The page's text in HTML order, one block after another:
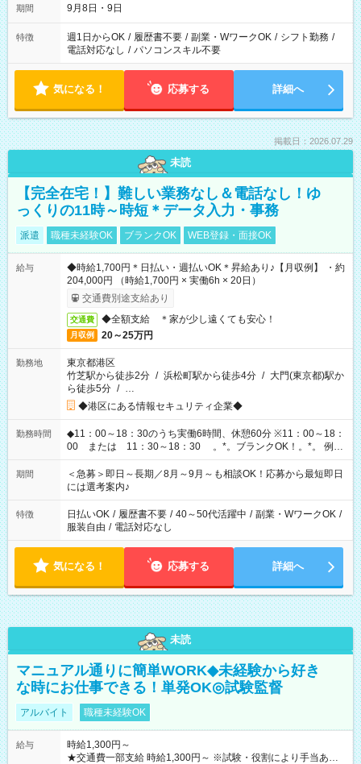
期間 9月8日・9日
特徴 週1日からOK / 履歴書不要 / 副業・WワークOK / シフト勤務 /
電話対応なし / パソコンスキル不要
気になる！ 応募する 詳細へ
掲載日：2026.07.29
未読
【完全在宅！】難しい業務なし＆電話なし！ゆ
っくりの11時～時短＊データ入力・事務
派遣 職種未経験OK ブランクOK WEB登録・面接OK
給与
◆時給1,700円＊日払い・週払いOK＊昇給あり♪【月収例】 ・約
204,000円 （時給1,700円 × 実働6h × 20日）
交通費別途支給あり
交通費 ◆全額支給 ＊家が少し遠くても安心！
月収例 20～25万円
勤務地
東京都港区
竹芝駅から徒歩2分 / 浜松町駅から徒歩4分 / 大門(東京都)駅か
ら徒歩5分 / …
◆港区にある情報セキュリティ企業◆
勤務時間
◆11：00～18：30のうち実働6時間、休憩60分 ※11：00～18：
00 または 11：30～18：30 。*。ブランクOK！。*。 例え
ば前職が、 在宅/財団法人/事務/コールセンター/受付/販売/カフェ
スタッフ スイーツ販売/ホテルフロント/化粧品販売/など 様々な
業界から入社して活躍されています♪
期間
＜急募＞即日～長期／8月～9月～も相談OK！応募から最短即日
には選考案内♪
特徴 日払いOK / 履歴書不要 / 40～50代活躍中 / 副業・WワークOK /
服装自由 / 電話対応なし
気になる！ 応募する 詳細へ
未読
マニュアル通りに簡単WORK◆未経験から好き
な時にお仕事できる！単発OK◎試験監督
アルバイト 職種未経験OK
給与
時給1,300円～
★交通費一部支給 時給1,300円～ ※試験・役割により手当あり